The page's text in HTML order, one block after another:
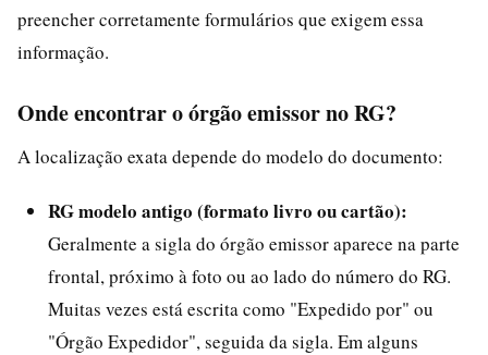
preencher corretamente formulários que exigem essa
informação.
Onde encontrar o órgão emissor no RG?
A localização exata depende do modelo do documento:
RG modelo antigo (formato livro ou cartão):
Geralmente a sigla do órgão emissor aparece na parte
frontal, próximo à foto ou ao lado do número do RG.
Muitas vezes está escrita como "Expedido por" ou
"Órgão Expedidor", seguida da sigla. Em alguns